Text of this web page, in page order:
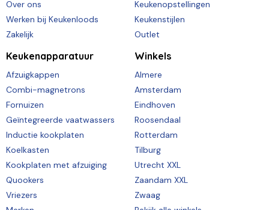
Over ons
Werken bij Keukenloods
Zakelijk
Keukenopstellingen
Keukenstijlen
Outlet
Keukenapparatuur
Afzuigkappen
Combi-magnetrons
Fornuizen
Geïntegreerde vaatwassers
Inductie kookplaten
Koelkasten
Kookplaten met afzuiging
Quookers
Vriezers
Winkels
Almere
Amsterdam
Eindhoven
Roosendaal
Rotterdam
Tilburg
Utrecht XXL
Zaandam XXL
Zwaag